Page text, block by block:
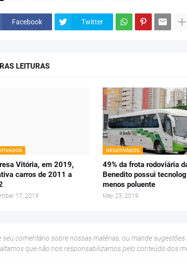
Facebook Twitter
LEITURAS
Vitória, em 2019,
carros de 2011 a
17, 2019
DESATIVADOS
49% da frota rodoviária
Benedito possui
menos poluente
May 23, 2019
seu comentário sobre nossas matérias, ou mande
que não nos responsabilizamos pelo conteúdo dos